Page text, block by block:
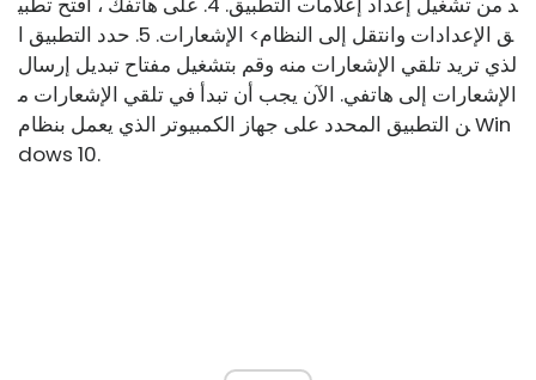
ق الإعدادات وانتقل إلى النظام> الإشعارات. 5. حدد التطبيق ا
لذي تريد تلقي الإشعارات منه وقم بتشغيل مفتاح تبديل إرسال
الإشعارات إلى هاتفي. الآن يجب أن تبدأ في تلقي الإشعارات م
ن التطبيق المحدد على جهاز الكمبيوتر الذي يعمل بنظام Win
dows 10.